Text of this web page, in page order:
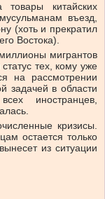
китайских
въезд,
(хоть и прекратил
Востока).
мигрантов
тех, кому уже
на рассмотрении
задачей в области
иностранцев,
кризисы.
остается только
из ситуации